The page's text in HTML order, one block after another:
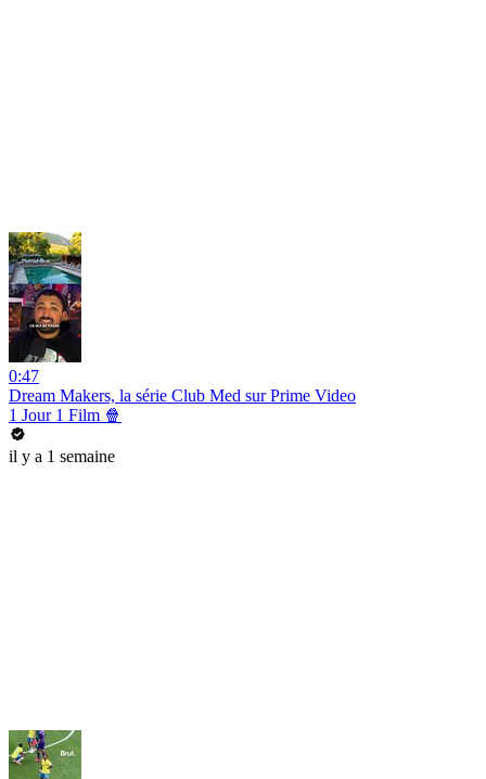
0:47
Dream Makers, la série Club Med sur Prime Video
1 Jour 1 Film 🍿
il y a 1 semaine